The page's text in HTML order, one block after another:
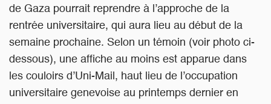
de Gaza pourrait reprendre à l’approche de la
rentrée universitaire, qui aura lieu au début de la
semaine prochaine. Selon un témoin (voir photo ci-
dessous), une affiche au moins est apparue dans
les couloirs d’Uni-Mail, haut lieu de l’occupation
universitaire genevoise au printemps dernier en